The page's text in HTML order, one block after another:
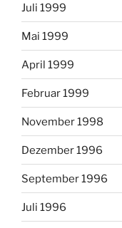
Juli 1999
Mai 1999
April 1999
Februar 1999
November 1998
Dezember 1996
September 1996
Juli 1996